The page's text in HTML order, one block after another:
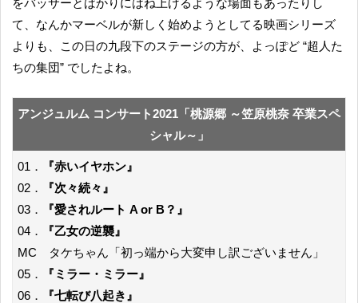
をバッサーとばかりにはね上げるような場面もあったりし
て、なんかマーベルが新しく始めようとしてる映画シリーズ
よりも、この日の九段下のステージの方が、よっぽど “超人た
ちの集団” でしたよね。
アンジュルム コンサート2021「桃源郷 ～笠原桃奈 卒業スペ
シャル～」
01．
『赤いイヤホン』
02．
『次々続々』
03．
『愛されルート A or B？』
04．
『乙女の逆襲』
MC タケちゃん「初っ端から大変申し訳ございません」
05．
『ミラー・ミラー』
06．
『七転び八起き』